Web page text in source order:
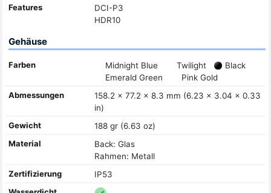
Features
DCI-P3
HDR10
Gehäuse
Farben Midnight Blue Twilight
Black
Emerald Green
Pink Gold
Abmessungen
158.2 x 77.2 x 8.3 mm (6.23 x 3.04 x 0.33
in)
Gewicht
188 gr (6.63 oz)
Material
Back: Glas
Rahmen: Metall
Zertifizierung
IP53